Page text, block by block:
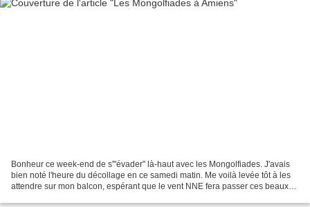
Bonheur ce week-end de s'"évader" là-haut avec les Mongolfiades. J'avais
bien noté l'heure du décollage en ce samedi matin. Me voilà levée tôt à les
attendre sur mon balcon, espérant que le vent NNE fera passer ces beaux